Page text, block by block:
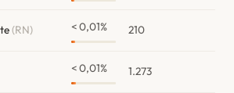
(RN) < 0,01% 210
< 0,01% 1.273